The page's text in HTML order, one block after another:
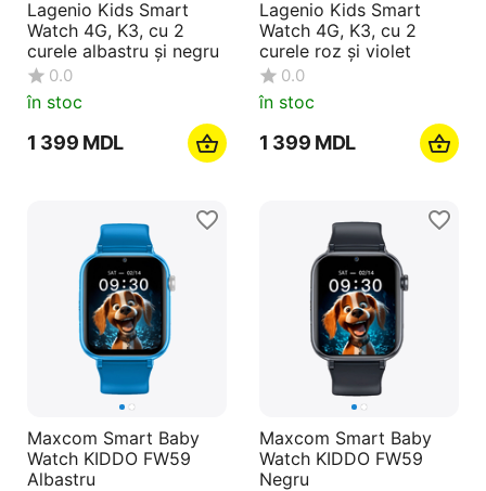
Lagenio Kids Smart
Watch 4G, K3, cu 2
curele albastru și negru
0.0
în stoc
1 399 MDL
Lagenio Kids Smart
Watch 4G, K3, cu 2
curele roz și violet
0.0
în stoc
1 399 MDL
Maxcom Smart Baby
Watch KIDDO FW59
Albastru
Maxcom Smart Baby
Watch KIDDO FW59
Negru